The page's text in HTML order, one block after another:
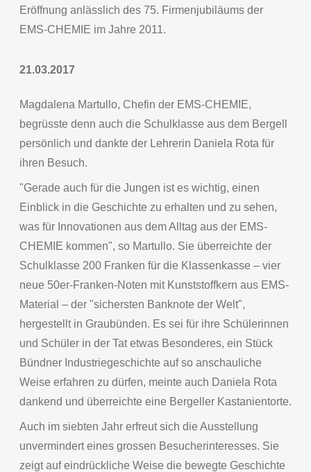
Eröffnung anlässlich des 75. Firmenjubiläums der
EMS-CHEMIE im Jahre 2011.
21.03.2017
Magdalena Martullo, Chefin der EMS-CHEMIE,
begrüsste denn auch die Schulklasse aus dem Bergell
persönlich und dankte der Lehrerin Daniela Rota für
ihren Besuch.
"Gerade auch für die Jungen ist es wichtig, einen
Einblick in die Geschichte zu erhalten und zu sehen,
was für Innovationen aus dem Alltag aus der EMS-
CHEMIE kommen", so Martullo. Sie überreichte der
Schulklasse 200 Franken für die Klassenkasse – vier
neue 50er-Franken-Noten mit Kunststoffkern aus EMS-
Material – der "sichersten Banknote der Welt",
hergestellt in Graubünden. Es sei für ihre Schülerinnen
und Schüler in der Tat etwas Besonderes, ein Stück
Bündner Industriegeschichte auf so anschauliche
Weise erfahren zu dürfen, meinte auch Daniela Rota
dankend und überreichte eine Bergeller Kastanientorte.
Auch im siebten Jahr erfreut sich die Ausstellung
unvermindert eines grossen Besucherinteresses. Sie
zeigt auf eindrückliche Weise die bewegte Geschichte